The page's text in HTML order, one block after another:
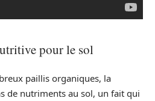
pour le sol
paillis organiques, la
de nutriments au sol, un fait qui